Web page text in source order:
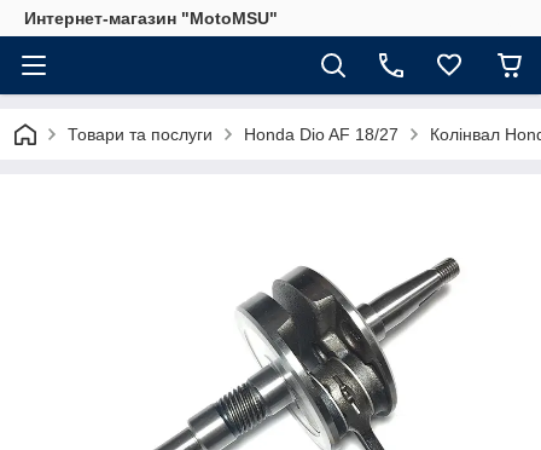
Интернет-магазин "MotoMSU"
Товари та послуги Honda Dio AF 18/27 Колінвал